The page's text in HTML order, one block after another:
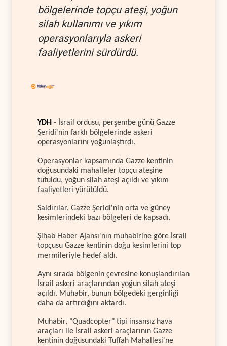
bölgelerinde topçu ateşi, yoğun
silah kullanımı ve yıkım
operasyonlarıyla askeri
faaliyetlerini sürdürdü.
YDH - İsrail ordusu, perşembe günü Gazze
Şeridi'nin farklı bölgelerinde askeri
operasyonlarını yoğunlaştırdı.
Operasyonlar kapsamında Gazze kentinin
doğusundaki mahalleler topçu ateşine
tutuldu, yoğun silah ateşi açıldı ve yıkım
faaliyetleri yürütüldü.
Saldırılar, Gazze Şeridi'nin orta ve güney
kesimlerindeki bazı bölgeleri de kapsadı.
Şihab Haber Ajansı'nın muhabirine göre İsrail
topçusu Gazze kentinin doğu kesimlerini top
mermileriyle hedef aldı.
Aynı sırada bölgenin çevresine konuşlandırılan
İsrail askeri araçlarından yoğun silah ateşi
açıldı. Muhabir, bunun bölgedeki gerginliği
daha da artırdığını aktardı.
Muhabir, "Quadcopter" tipi insansız hava
araçları ile İsrail askeri araçlarının Gazze
kentinin doğusundaki Tuffah Mahallesi'ne